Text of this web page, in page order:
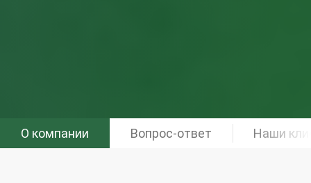
О компании Вопрос-ответ Наши